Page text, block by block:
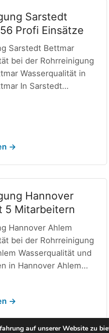
Sarstedt
Profi Einsätze
Sarstedt Bettmar
bei der Rohrreinigung
Wasserqualität in
In Sarstedt…
→
Hannover
5 Mitarbeitern
Hannover Ahlem
bei der Rohrreinigung
Wasserqualität und
in Hannover Ahlem…
→
auf unserer Website zu